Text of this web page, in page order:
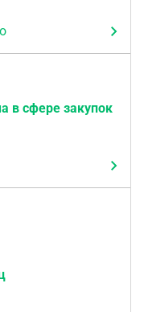
в сфере закупок